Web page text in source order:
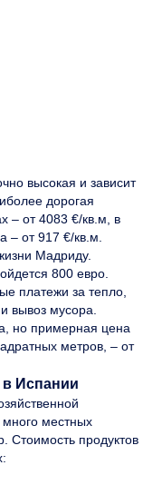
высокая и зависит
дорогая
– от 4083 €/кв.м, в
– от 917 €/кв.м.
Мадриду.
800 евро.
платежи за тепло,
вывоз мусора.
но примерная цена
метров, – от
в Испании
местных
Стоимость продуктов